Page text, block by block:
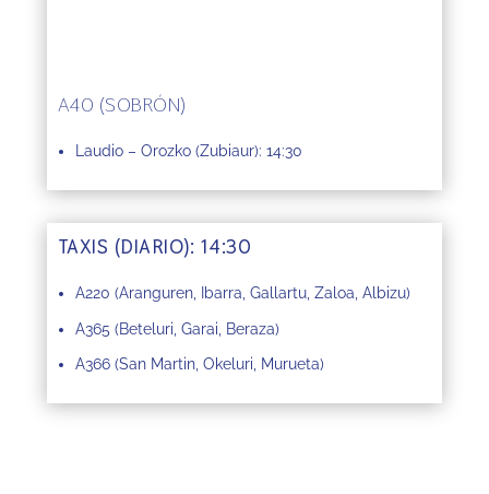
A40 (SOBRÓN)
Laudio – Orozko (Zubiaur): 14:30
TAXIS (DIARIO): 14:30
A220 (Aranguren, Ibarra, Gallartu, Zaloa, Albizu)
A365 (Beteluri, Garai, Beraza)
A366 (San Martin, Okeluri, Murueta)